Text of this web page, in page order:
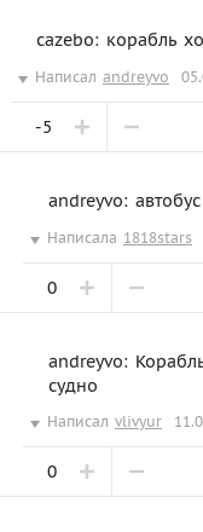
cazebo: корабль
Написал andreyvo
-5
andreyvo:
Написала 1818stars
0
andreyvo:
судно
Написал vlivyur
0